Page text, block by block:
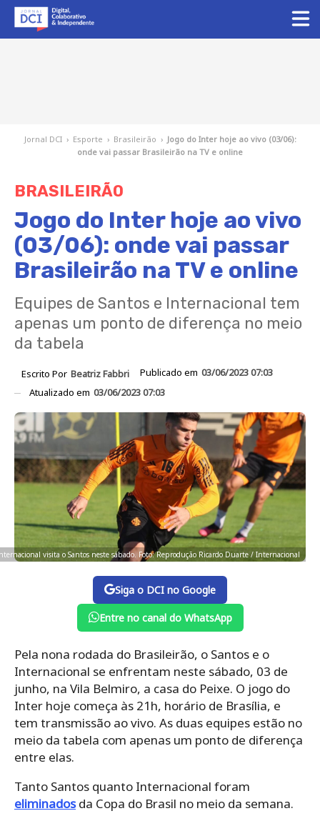
Jornal DCI › Esporte › Brasileirão › Jogo do Inter hoje ao vivo (03/06):
onde vai passar Brasileirão na TV e online
BRASILEIRÃO
Jogo do Inter hoje ao vivo
(03/06): onde vai passar
Brasileirão na TV e online
Equipes de Santos e Internacional tem
apenas um ponto de diferença no meio
da tabela
Escrito Por Beatriz Fabbri Publicado em 03/06/2023 07:03
Atualizado em 03/06/2023 07:03
visita o Santos neste sábado. Foto: Reprodução Ricardo Duarte / Internacional
Siga o DCI no Google
Entre no canal do WhatsApp
Pela nona rodada do Brasileirão, o Santos e o
Internacional se enfrentam neste sábado, 03 de
junho, na Vila Belmiro, a casa do Peixe. O jogo do
Inter hoje começa às 21h, horário de Brasília, e
tem transmissão ao vivo. As duas equipes estão no
meio da tabela com apenas um ponto de diferença
entre elas.
Tanto Santos quanto Internacional foram
eliminadosda Copa do Brasil no meio da semana.